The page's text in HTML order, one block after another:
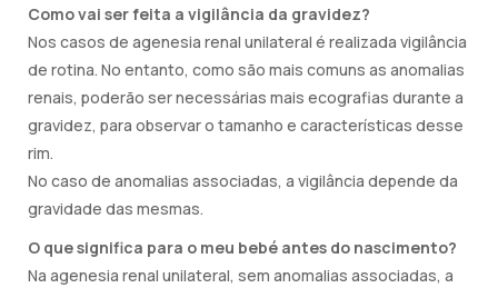
Como vai ser feita a vigilância da gravidez?
Nos casos de agenesia renal unilateral é realizada vigilância
de rotina. No entanto, como são mais comuns as anomalias
renais, poderão ser necessárias mais ecografias durante a
gravidez, para observar o tamanho e características desse
rim.
No caso de anomalias associadas, a vigilância depende da
gravidade das mesmas.
O que significa para o meu bebé antes do nascimento?
Na agenesia renal unilateral, sem anomalias associadas, a